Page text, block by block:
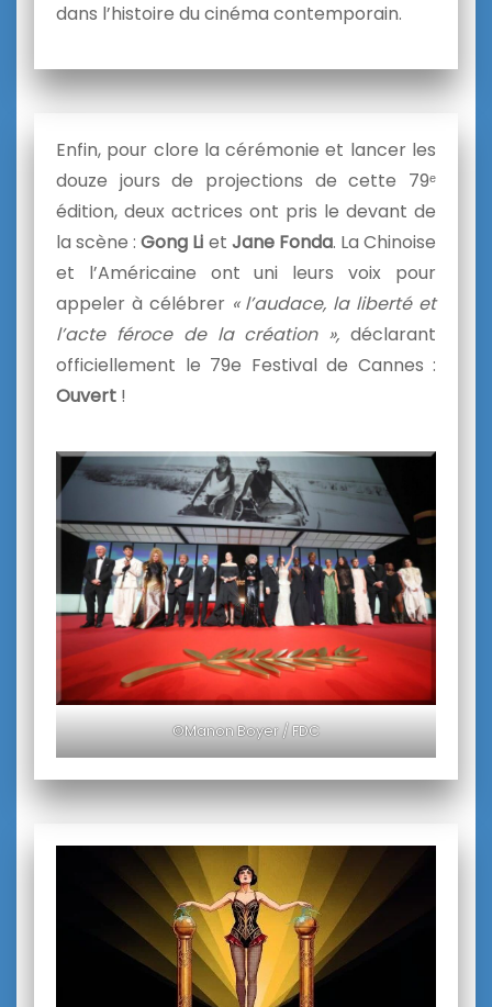
dans l’histoire du cinéma contemporain.
Enfin, pour clore la cérémonie et lancer les
douze jours de projections de cette 79ᵉ
édition, deux actrices ont pris le devant de
la scène :Gong Li et Jane Fonda. La Chinoise
et l’Américaine ont uni leurs voix pour
appeler à célébrer « l’audace, la liberté et
l’acte féroce de la création », déclarant
officiellement le 79e Festival de Cannes :
Ouvert !
©Manon Boyer / FDC